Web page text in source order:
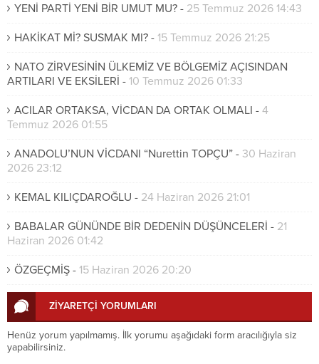
YENİ PARTİ YENİ BİR UMUT MU? - 25 Temmuz 2026 14:43
HAKİKAT Mİ? SUSMAK MI? - 15 Temmuz 2026 21:25
NATO ZİRVESİNİN ÜLKEMİZ VE BÖLGEMİZ AÇISINDAN
ARTILARI VE EKSİLERİ - 10 Temmuz 2026 01:33
ACILAR ORTAKSA, VİCDAN DA ORTAK OLMALI - 4
Temmuz 2026 01:55
ANADOLU’NUN VİCDANI “Nurettin TOPÇU” - 30 Haziran
2026 23:12
KEMAL KILIÇDAROĞLU - 24 Haziran 2026 21:01
BABALAR GÜNÜNDE BİR DEDENİN DÜŞÜNCELERİ - 21
Haziran 2026 01:42
ÖZGEÇMİŞ - 15 Haziran 2026 20:20
ZİYARETÇİ YORUMLARI
Henüz yorum yapılmamış. İlk yorumu aşağıdaki form aracılığıyla siz
yapabilirsiniz.